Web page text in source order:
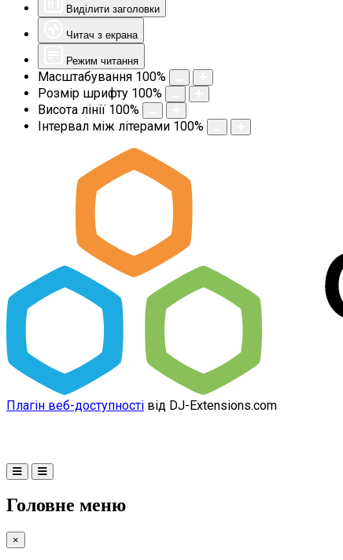
Виділити заголовки
Читач з екрана
Режим читання
Масштабування 100%
Розмір шрифту 100%
Висота лінії 100%
Інтервал між літерами 100%
Плагін веб-доступності від DJ-Extensions.com
Головне меню
×